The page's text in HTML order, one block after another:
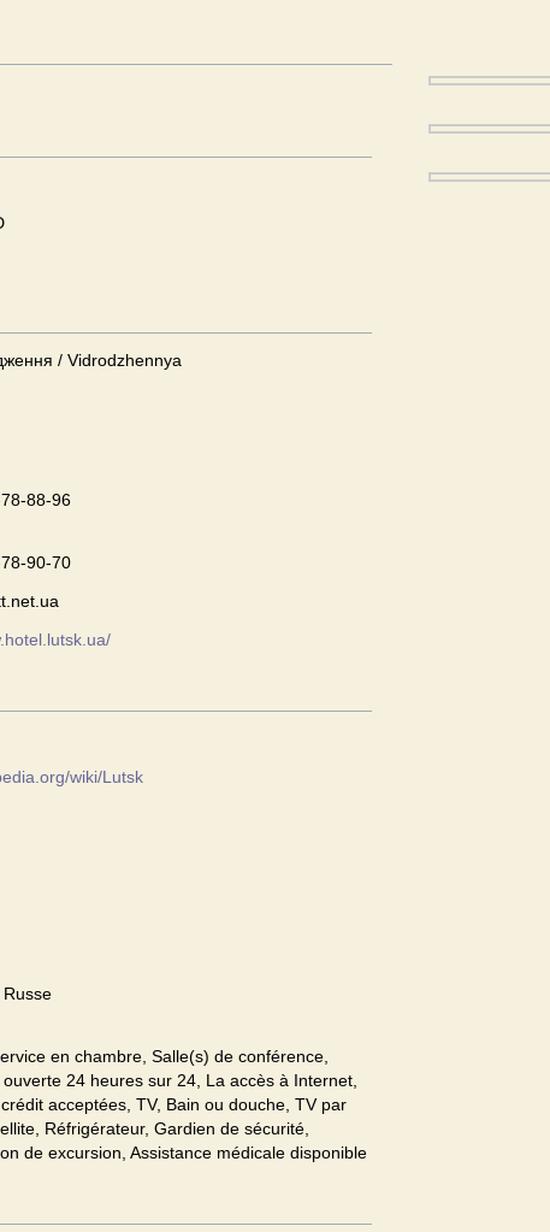
/ Vidrodzhennya
88-96
90-70
wiki/Lutsk
en chambre, Salle(s) de conférence,
24 heures sur 24, La accès à Internet,
acceptées, TV, Bain ou douche, TV par
Réfrigérateur, Gardien de sécurité,
de excursion, Assistance médicale disponible